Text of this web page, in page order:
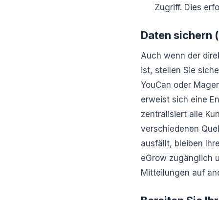
Zugriff. Dies
Daten sichern
Auch wenn der
ist, stellen Sie
YouCan oder
erweist sich eine
zentralisiert alle
verschiedenen
ausfällt, bleiben
eGrow zugänglich
Mitteilungen auf